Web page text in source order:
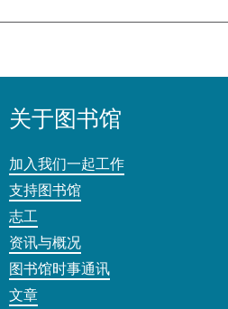
关于图书馆
加入我们一起工作
支持图书馆
志工
资讯与概况
图书馆时事通讯
文章